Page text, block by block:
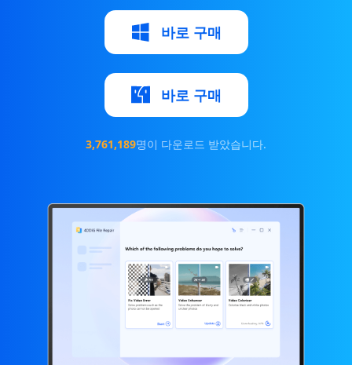
바로 구매
바로 구매
3,761,189명이 다운로드 받았습니다.